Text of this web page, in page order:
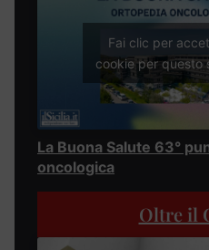
Fai clic per
cookie per questo
La Buona Salute 63°
oncologica
Oltre il